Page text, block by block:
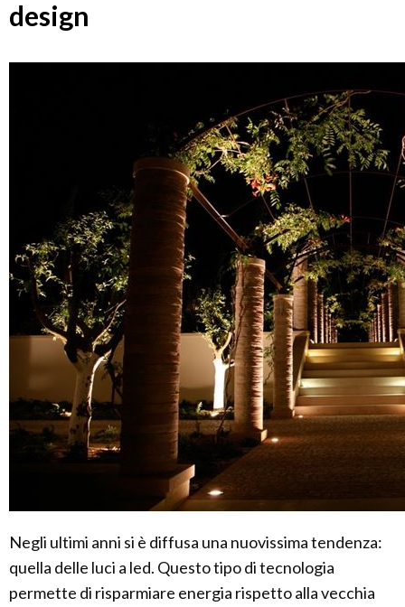
design
Negli ultimi anni si è diffusa una nuovissima tendenza:
quella delle luci a led. Questo tipo di tecnologia
permette di risparmiare energia rispetto alla vecchia